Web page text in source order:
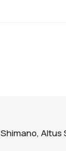
Shimano, Altus